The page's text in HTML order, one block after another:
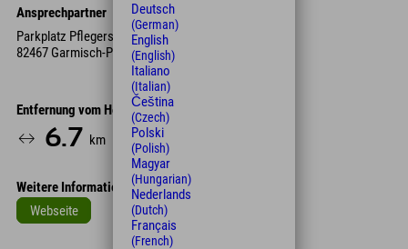
Ansprechpartner
Parkplatz Pflegersee
82467 Garmisch-Partenkirchen
Entfernung vom Hotel
6.7 km 12
Weitere Informationen
Webseite
Leaflet
Deutsch
(German)
English
(English)
Italiano
(Italian)
Čeština
(Czech)
Polski
(Polish)
Magyar
(Hungarian)
Nederlands
(Dutch)
Français
(French)